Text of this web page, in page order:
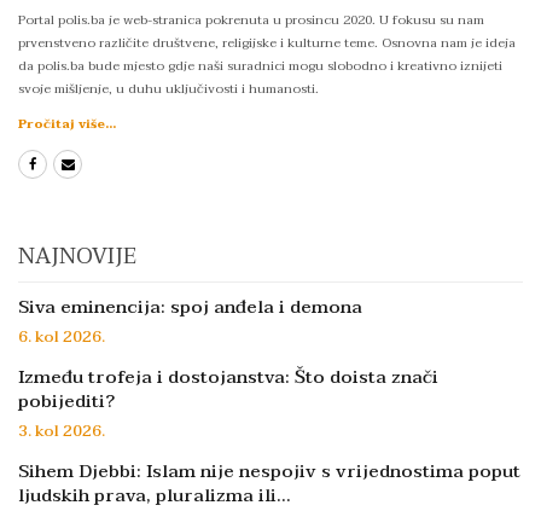
Portal polis.ba je web-stranica pokrenuta u prosincu 2020. U fokusu su nam
prvenstveno različite društvene, religijske i kulturne teme. Osnovna nam je ideja
da polis.ba bude mjesto gdje naši suradnici mogu slobodno i kreativno iznijeti
svoje mišljenje, u duhu uključivosti i humanosti.
Pročitaj više...
NAJNOVIJE
Siva eminencija: spoj anđela i demona
6. kol 2026.
Između trofeja i dostojanstva: Što doista znači
pobijediti?
3. kol 2026.
Sihem Djebbi: Islam nije nespojiv s vrijednostima poput
ljudskih prava, pluralizma ili…